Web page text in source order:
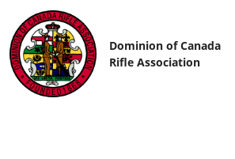
Skip to content
Dominion of Canada
Rifle Association